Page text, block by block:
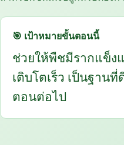
🎯 เป้าหมายขั้นตอนนี้
ช่วยให้พืชมีรากแข็ง
เติบโตเร็ว เป็นฐาน
ตอนต่อไป